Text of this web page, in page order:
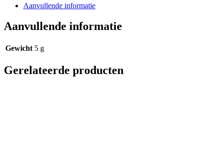
Aanvullende informatie
Aanvullende informatie
Gewicht 5 g
Gerelateerde producten